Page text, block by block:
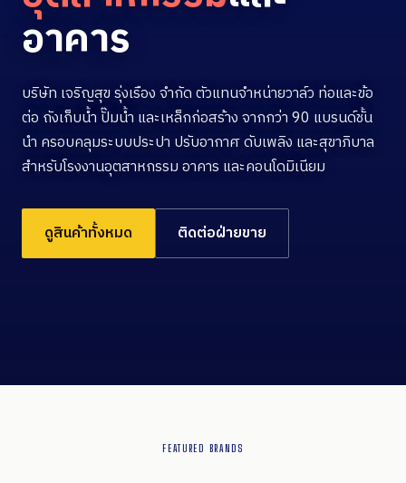
อาคาร
บริษัท เจริญสุข รุ่งเรือง จำกัด ตัวแทนจำหน่ายวาล์ว ท่อและข้อ
ต่อ ถังเก็บน้ำ ปั๊มน้ำ และเหล็กก่อสร้าง จากกว่า 90 แบรนด์ชั้น
นำ ครอบคลุมระบบประปา ปรับอากาศ ดับเพลิง และสุขาภิบาล
สำหรับโรงงานอุตสาหกรรม อาคาร และคอนโดมิเนียม
ดูสินค้าทั้งหมด ติดต่อฝ่ายขาย
FEATURED BRANDS